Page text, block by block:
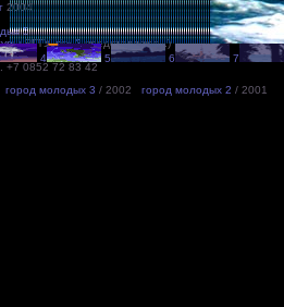
4 5 6 7
2004
5"
ЯГТУ,city-2представляют...)
+7 0852 72 83 42
город молодых 3 / 2002 город молодых 2 / 2001